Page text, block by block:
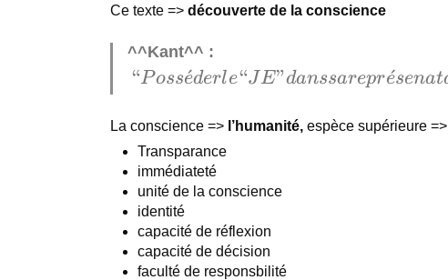
Ce texte =>découverte de la conscience
^^Kant^^ :
“Posséder le
représenatation,
ce pouvoir élève
l’homme
infiniment au
dessus de tous
les êtres vivants
sur Terre. Par
“Posse
ˊderle“JE”danssarepre
ˊsenat
La conscience => l’humanité, espèce supérieure
Transparance
immédiateté
unité de la conscience
identité
capacité de réflexion
capacité de décision
faculté de responsbilité